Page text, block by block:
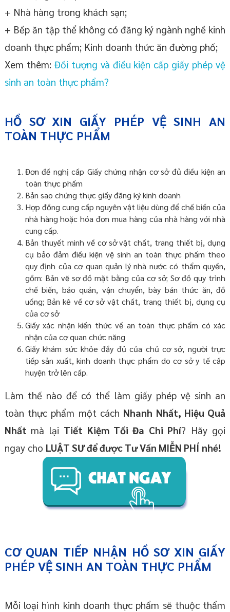
+ Nhà hàng trong khách sạn;
+ Bếp ăn tập thể không có đăng ký ngành nghề kinh
doanh thực phẩm; Kinh doanh thức ăn đường phố;
Xem thêm: Đối tượng và điều kiện cấp giấy phép vệ
sinh an toàn thực phẩm?
HỒ SƠ XIN GIẤY PHÉP VỆ SINH AN
TOÀN THỰC PHẨM
Đơn đề nghị cấp Giấy chứng nhận cơ sở đủ điều kiện an
toàn thực phẩm
Bản sao chứng thực giấy đăng ký kinh doanh
Hợp đồng cung cấp nguyên vật liệu dùng để chế biến của
nhà hàng hoặc hóa đơn mua hàng của nhà hàng với nhà
cung cấp.
Bản thuyết minh về cơ sở vật chất, trang thiết bị, dụng
cụ bảo đảm điều kiện vệ sinh an toàn thực phẩm theo
quy định của cơ quan quản lý nhà nước có thẩm quyền,
gồm: Bản vẽ sơ đồ mặt bằng của cơ sở; Sơ đồ quy trình
chế biến, bảo quản, vận chuyển, bày bán thức ăn, đồ
uống; Bản kê về cơ sở vật chất, trang thiết bị, dụng cụ
của cơ sở
Giấy xác nhận kiến thức về an toàn thực phẩm có xác
nhận của cơ quan chức năng
Giấy khám sức khỏe đầy đủ của chủ cơ sở, người trực
tiếp sản xuất, kinh doanh thực phẩm do cơ sở y tế cấp
huyện trở lên cấp.
Làm thế nào để có thể làm giấy phép vệ sinh an
toàn thực phẩm một cách Nhanh Nhất, Hiệu Quả
Nhất mà lại Tiết Kiệm Tối Đa Chi Phí? Hãy gọi
ngay cho LUẬT SƯ để được Tư Vấn MIỄN PHÍ nhé!
CƠ QUAN TIẾP NHẬN HỒ SƠ XIN GIẤY
PHÉP VỆ SINH AN TOÀN THỰC PHẨM
Mỗi loại hình kinh doanh thực phẩm sẽ thuộc thẩm